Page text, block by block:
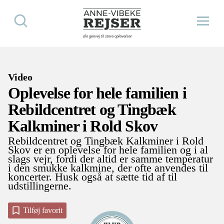
Anne-Vibeke Rejser
din genvej til store oplevelser
Åbn
Søg
Video
Oplevelse for hele familien i
Rebildcentret og Tingbæk
Kalkminer i Rold Skov
Rebildcentret og Tingbæk Kalkminer i Rold
Skov er en oplevelse for hele familien og i al
slags vejr, fordi der altid er samme temperatur
i den smukke kalkmine, der ofte anvendes til
koncerter. Husk også at sætte tid af til
udstillingerne.
Tilføj favorit